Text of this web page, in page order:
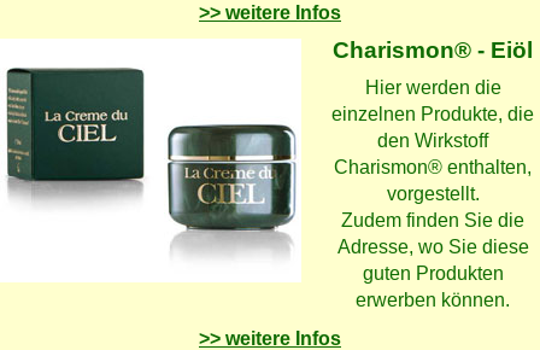
>> weitere Infos
Charismon® - Eiöl
Hier werden die
einzelnen Produkte, die
den Wirkstoff
Charismon® enthalten,
vorgestellt.
Zudem finden Sie die
Adresse, wo Sie diese
guten Produkten
erwerben können.
>> weitere Infos